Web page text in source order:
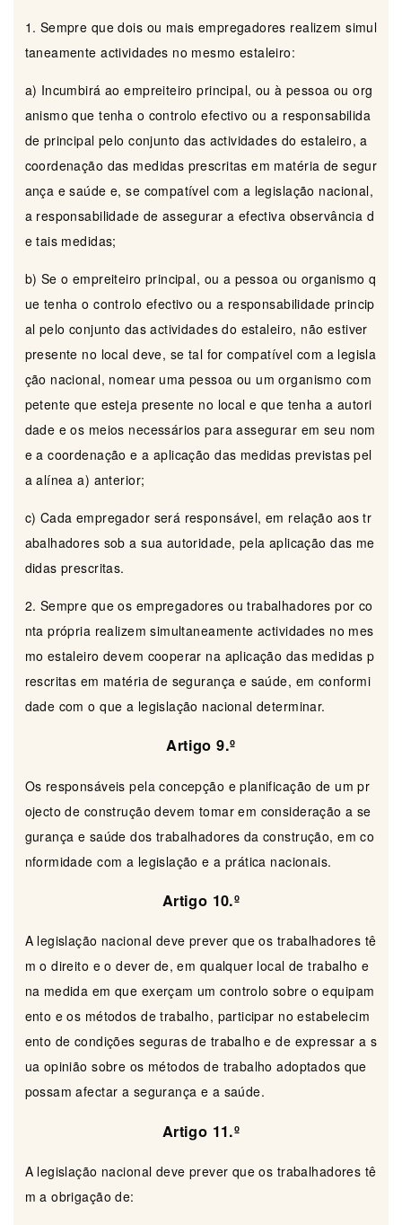
1. Sempre que dois ou mais empregadores realizem simul
taneamente actividades no mesmo estaleiro:
a) Incumbirá ao empreiteiro principal, ou à pessoa ou org
anismo que tenha o controlo efectivo ou a responsabilida
de principal pelo conjunto das actividades do estaleiro, a
coordenação das medidas prescritas em matéria de segur
ança e saúde e, se compatível com a legislação nacional,
a responsabilidade de assegurar a efectiva observância d
e tais medidas;
b) Se o empreiteiro principal, ou a pessoa ou organismo q
ue tenha o controlo efectivo ou a responsabilidade princip
al pelo conjunto das actividades do estaleiro, não estiver
presente no local deve, se tal for compatível com a legisla
ção nacional, nomear uma pessoa ou um organismo com
petente que esteja presente no local e que tenha a autori
dade e os meios necessários para assegurar em seu nom
e a coordenação e a aplicação das medidas previstas pel
a alínea a) anterior;
c) Cada empregador será responsável, em relação aos tr
abalhadores sob a sua autoridade, pela aplicação das me
didas prescritas.
2. Sempre que os empregadores ou trabalhadores por co
nta própria realizem simultaneamente actividades no mes
mo estaleiro devem cooperar na aplicação das medidas p
rescritas em matéria de segurança e saúde, em conformi
dade com o que a legislação nacional determinar.
Artigo 9.º
Os responsáveis pela concepção e planificação de um pr
ojecto de construção devem tomar em consideração a se
gurança e saúde dos trabalhadores da construção, em co
nformidade com a legislação e a prática nacionais.
Artigo 10.º
A legislação nacional deve prever que os trabalhadores tê
m o direito e o dever de, em qualquer local de trabalho e
na medida em que exerçam um controlo sobre o equipam
ento e os métodos de trabalho, participar no estabelecim
ento de condições seguras de trabalho e de expressar a s
ua opinião sobre os métodos de trabalho adoptados que
possam afectar a segurança e a saúde.
Artigo 11.º
A legislação nacional deve prever que os trabalhadores tê
m a obrigação de: